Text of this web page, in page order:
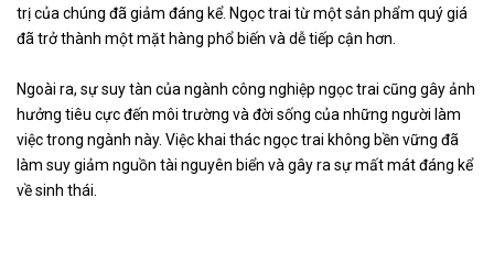
trị của chúng đã giảm đáng kể. Ngọc trai từ một sản phẩm quý giá
đã trở thành một mặt hàng phổ biến và dễ tiếp cận hơn.
Ngoài ra, sự suy tàn của ngành công nghiệp ngọc trai cũng gây ảnh
hưởng tiêu cực đến môi trường và đời sống của những người làm
việc trong ngành này. Việc khai thác ngọc trai không bền vững đã
làm suy giảm nguồn tài nguyên biển và gây ra sự mất mát đáng kể
về sinh thái.